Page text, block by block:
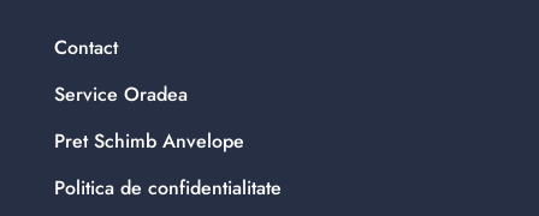
Contact
Service Oradea
Pret Schimb Anvelope
Politica de confidentialitate